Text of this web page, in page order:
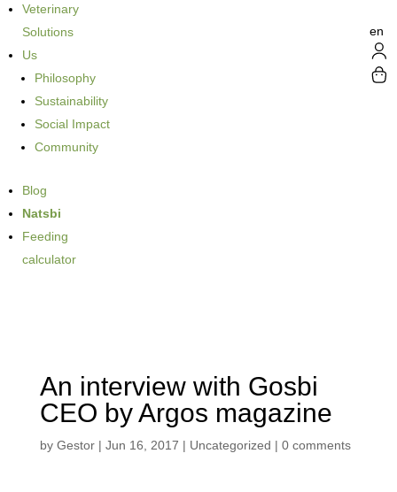
Veterinary
Solutions
Us
Philosophy
Sustainability
Social Impact
Community
Blog
Natsbi
Feeding
calculator
en
An interview with Gosbi
CEO by Argos magazine
by Gestor| Jun 16, 2017 | Uncategorized | 0 comments